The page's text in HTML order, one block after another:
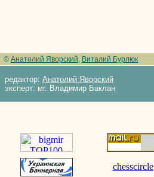
© Анатолий Яворский, Виталий Бурлюк
редактор: Анатолий Яворский
эксперт: мг. Владимир Баклан
chesscircle